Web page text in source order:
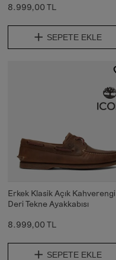
8.999,00 TL
SEPETE EKLE
Erkek Klasik Açık Kahverengi
Deri Tekne Ayakkabısı
8.999,00 TL
SEPETE EKLE